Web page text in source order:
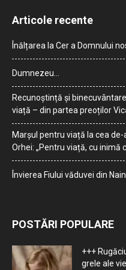
Articole recente
Înălțarea la Cer a Domnului
Dumnezeu…
Recunoștință și
viață – din partea preoților
Marșul pentru viață la cea de-
Orhei: „Pentru viață, cu inimă
Învierea Fiului văduvei din Nain
POSTĂRI POPULARE
+++
grele ale